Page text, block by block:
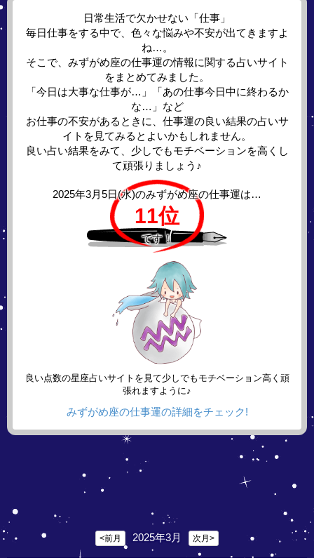
日常生活で欠かせない「仕事」
毎日仕事をする中で、色々な悩みや不安が出てきますよ
ね…。
そこで、みずがめ座の仕事運の情報に関する占いサイト
をまとめてみました。
「今日は大事な仕事が…」「あの仕事今日中に終わるか
な…」など
お仕事の不安があるときに、仕事運の良い結果の占いサ
イトを見てみるとよいかもしれません。
良い占い結果をみて、少しでもモチベーションを高くし
て頑張りましょう♪
2025年3月5日(水)のみずがめ座の仕事運は…
11位
です！
良い点数の星座占いサイトを見て少しでもモチベーション高く頑
張れますように♪
みずがめ座の仕事運の詳細をチェック!
<前月 2025年3月 次月>